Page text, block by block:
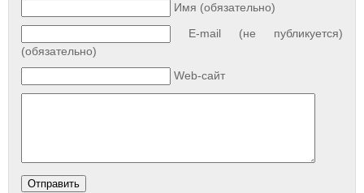
Имя (обязательно)
E-mail (не публикуется)
(обязательно)
Web-сайт